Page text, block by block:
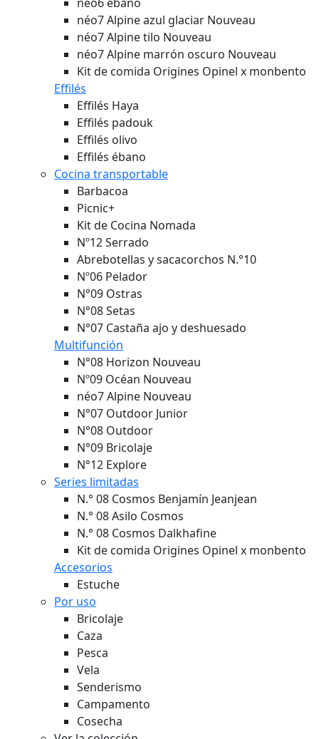
néo7 Alpine azul glaciar Nouveau
néo7 Alpine tilo Nouveau
néo7 Alpine marrón oscuro Nouveau
Kit de comida Origines Opinel x monbento
Effilés
Effilés Haya
Effilés padouk
Effilés olivo
Effilés ébano
Cocina transportable
Barbacoa
Picnic+
Kit de Cocina Nomada
Nº12 Serrado
Abrebotellas y sacacorchos N.°10
Nº06 Pelador
N°09 Ostras
N°08 Setas
N°07 Castaña ajo y deshuesado
Multifunción
N°08 Horizon Nouveau
Nº09 Océan Nouveau
néo7 Alpine Nouveau
N°07 Outdoor Junior
N°08 Outdoor
N°09 Bricolaje
N°12 Explore
Series limitadas
N.° 08 Cosmos Benjamín Jeanjean
N.° 08 Asilo Cosmos
N.° 08 Cosmos Dalkhafine
Kit de comida Origines Opinel x monbento
Accesorios
Estuche
Por uso
Bricolaje
Caza
Pesca
Vela
Senderismo
Campamento
Cosecha